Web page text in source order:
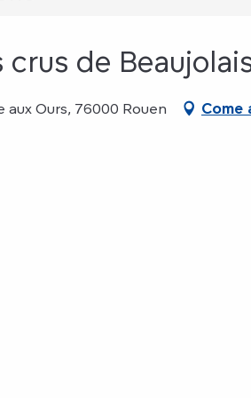
crus de
aux Ours, 76000 Rouen Come